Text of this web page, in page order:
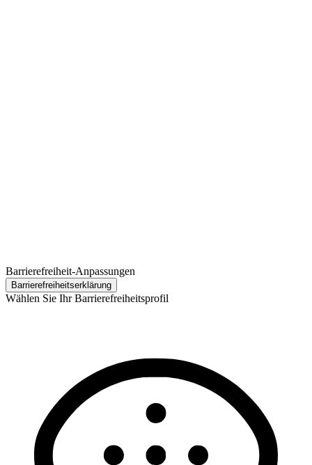
Barrierefreiheit-Anpassungen
Barrierefreiheits­erklärung
Wählen Sie Ihr Barrierefreiheitsprofil